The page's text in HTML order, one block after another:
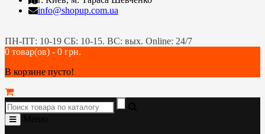
info@shopup.com.ua
ПН-ПТ: 10-19 СБ: 10-15. ВС: вых. Online: 24/7
0 товар(ов) - 0 грн.
В корзине пусто!